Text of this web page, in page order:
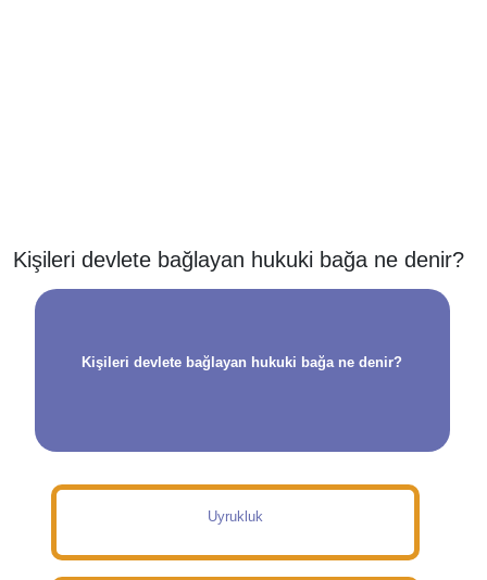
Kişileri devlete bağlayan hukuki bağa ne denir?
Kişileri devlete bağlayan hukuki bağa ne denir?
Uyrukluk